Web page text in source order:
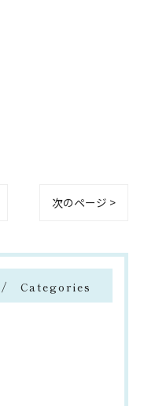
次のページ >
Categories